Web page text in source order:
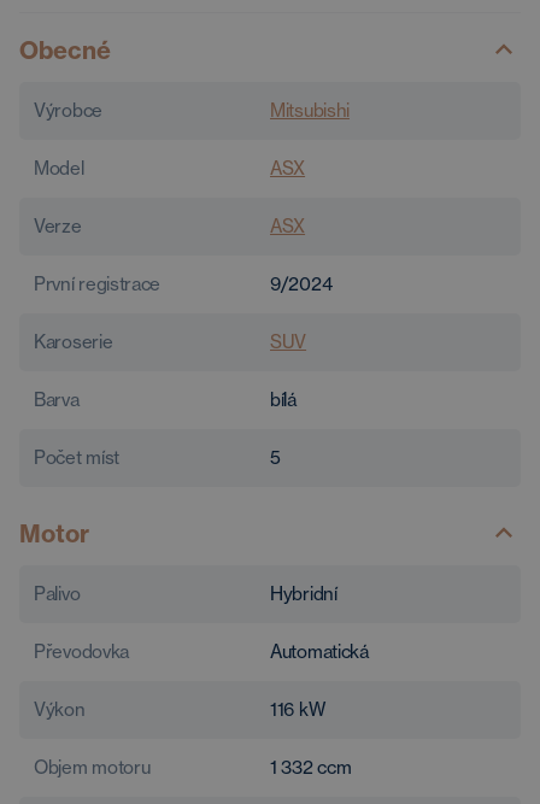
Obecné
Výrobce Mitsubishi
Model ASX
Verze ASX
První registrace 9/2024
Karoserie SUV
Barva bílá
Počet míst 5
Motor
Palivo Hybridní
Převodovka Automatická
Výkon 116 kW
Objem motoru 1 332ccm